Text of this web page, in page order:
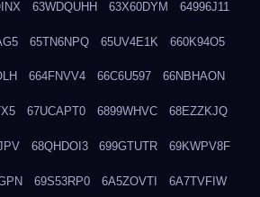
63WDQUHH 63X60DYM 64996J11
65TN6NPQ 65UV4E1K 660K94O5
664FNVV4 66C6U597 66NBHAON
67UCAPT0 6899WHVC 68EZZKJQ
68QHDOI3 699GTUTR 69KWPV8F
69S53RP0 6A5ZOVTI 6A7TVFIW